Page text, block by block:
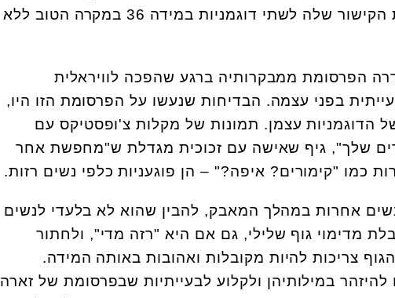
שיכול להיות, מה שהופך את הקישור שלה לשתי דוגמניות במידה 36 במקרה הטוב ללא
הפרסומת ממבקרותיה ברגע שהפכה לוויראלית
בפני עצמה. הבדיחות שנעשו על הפרסומת הזו היו,
הדוגמניות עצמן. תמונות של מקלות צ'ופסטיקס עם
שלך", גיף שאישה עם זכוכית מגדלת ש"מחפשת אחר
כמו "קימורים? איפה?" – הן פוגעניות כלפי נשים רזות.
אחרות במהלך המאבק, להבין שהוא לא בלעדי לנשים
מדימוי גוף שלילי, גם אם היא "רזה מדי", ולחתור
צריכות להיות מקובלות ואהובות באותה המידה.
להיזהר במילותיהן ולקלוע לבעייתיות שבפרסומת של זארה